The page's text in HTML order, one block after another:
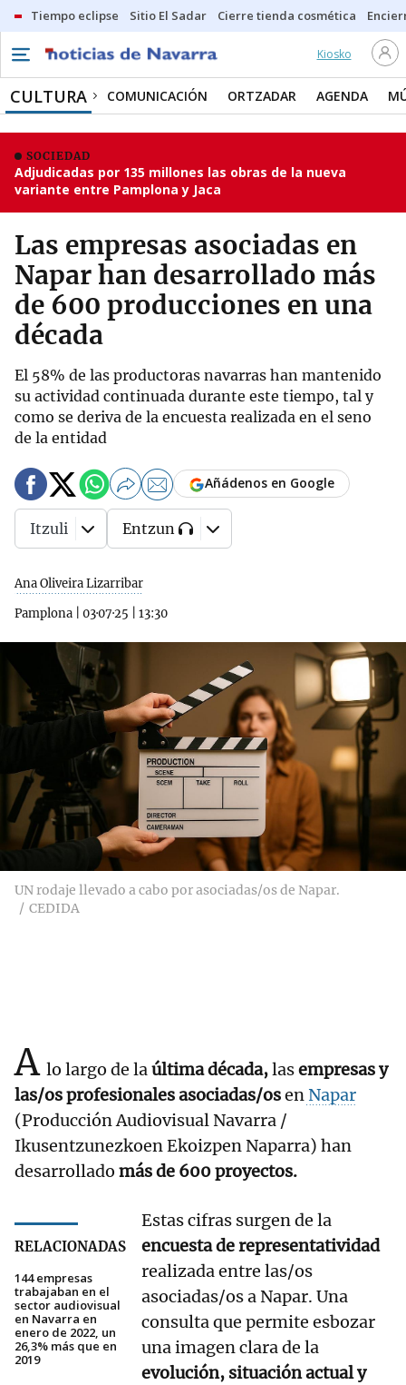
Tiempo eclipse Sitio El Sadar Cierre tienda cosmética
Kiosko
CULTURA COMUNICACIÓN ORTZADAR AGENDA
SOCIEDAD
Adjudicadas por 135 millones las obras de la nueva
variante entre Pamplona y Jaca
Las empresas asociadas en
Napar han desarrollado más
de 600 producciones en una
década
El 58% de las productoras navarras han mantenido
su actividad continuada durante este tiempo, tal y
como se deriva de la encuesta realizada en el seno
de la entidad
Ana Oliveira Lizarribar
Pamplona
03·07·25 13:30
Añádenos en Google
Itzuli Entzun
UN rodaje llevado a cabo por asociadas/os de Napar.
CEDIDA
A lo largo de laúltima década,lasempresas y
las/os profesionales asociadas/osen Napar
(Producción Audiovisual Navarra /
Ikusentzunezkoen Ekoizpen Naparra) han
desarrollado más de 600 proyectos.
RELACIONADAS
144 empresas
trabajaban en el
sector audiovisual
en Navarra en
enero de 2022, un
26,3% más que en
2019
Estas cifras surgen de la
encuesta de representatividad
realizada entre las/os
asociadas/os a Napar. Una
consulta que permite esbozar
una imagen clara de la
evolución, situación actual y